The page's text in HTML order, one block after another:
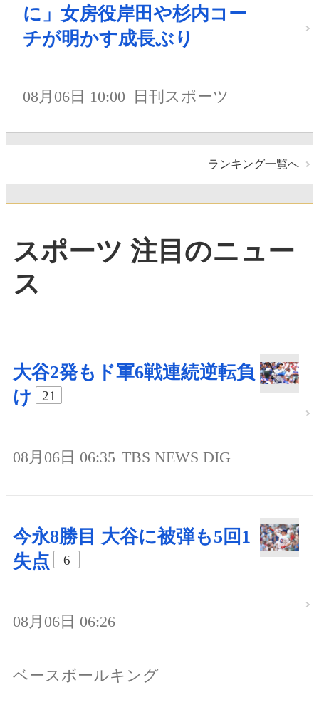
に」女房役岸田や杉内コー
チが明かす成長ぶり
08月06日 10:00 日刊スポーツ
ランキング一覧へ
スポーツ 注目のニュー
ス
大谷2発もド軍6戦連続逆転負
け
21
08月06日 06:35 TBS NEWS DIG
今永8勝目 大谷に被弾も5回1
失点
6
08月06日 06:26
ベースボールキング